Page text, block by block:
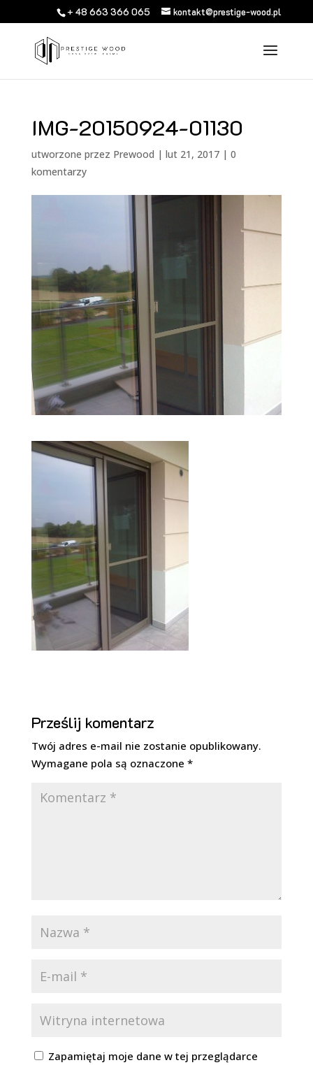
+ 48 663 366 065 kontakt@prestige-wood.pl
IMG-20150924-01130
utworzone przez Prewood | lut 21, 2017| 0
komentarzy
Prześlij komentarz
Twój adres e-mail nie zostanie opublikowany.
Wymagane pola są oznaczone *
Zapamiętaj moje dane w tej przeglądarce